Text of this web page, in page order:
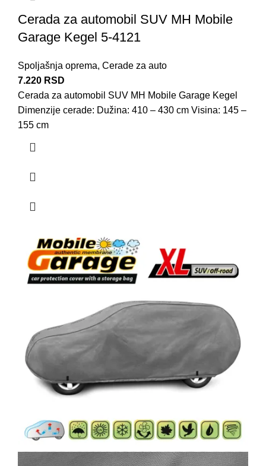
Cerada za automobil SUV MH Mobile
Garage Kegel 5-4121
Spoljašnja oprema, Cerade za auto
7.220 RSD
Cerada za automobil SUV MH Mobile Garage Kegel
Dimenzije cerade: Dužina: 410 – 430 cm Visina: 145 –
155 cm